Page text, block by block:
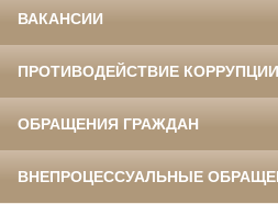
ВАКАНСИИ
ПРОТИВОДЕЙСТВИЕ КОРРУПЦИИ
ОБРАЩЕНИЯ ГРАЖДАН
ВНЕПРОЦЕССУАЛЬНЫЕ